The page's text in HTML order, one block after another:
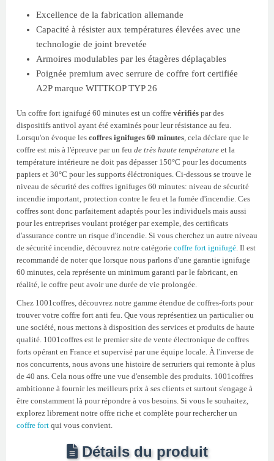
Excellence de la fabrication allemande
Capacité à résister aux températures élevées avec une
technologie de joint brevetée
Armoires modulables par les étagères déplaçables
Poignée premium avec serrure de coffre fort certifiée
A2P marque WITTKOP TYP 26
Un coffre fort ignifugé 60 minutes est un coffre vérifiés par des
dispositifs antivol ayant été examinés pour leur résistance au feu.
Lorsqu'on évoque les coffres ignifuges 60 minutes, cela déclare que le
coffre est mis à l'épreuve par un feu de très haute température et la
température intérieure ne doit pas dépasser 150°C pour les documents
papiers et 30°C pour les supports éléctroniques. Ci-dessous se trouve le
niveau de sécurité des coffres ignifuges 60 minutes: niveau de sécurité
incendie important, protection contre le feu et la fumée d'incendie. Ces
coffres sont donc parfaitement adaptés pour les individuels mais aussi
pour les entreprises voulant protéger par exemple, des certificats
d'assurance contre un risque d'incendie. Si vous cherchez un autre niveau
de sécurité incendie, découvrez notre catégorie coffre fort ignifugé. Il est
recommandé de noter que lorsque nous parlons d'une garantie ignifuge
60 minutes, cela représente un minimum garanti par le fabricant, en
réalité, le coffre peut avoir une durée de vie prolongée.
Chez 1001coffres, découvrez notre gamme étendue de coffres-forts pour
trouver votre coffre fort anti feu. Que vous représentiez un particulier ou
une société, nous mettons à disposition des services et produits de haute
qualité. 1001coffres est le premier site de vente électronique de coffres
forts opérant en France et supervisé par une équipe locale. À l'inverse de
nos concurrents, nous avons une histoire de serruriers qui remonte à plus
de 40 ans. Cela nous offre une vue d'ensemble des produits. 1001coffres
ambitionne à fournir les meilleurs prix à ses clients et surtout s'engage à
être constamment là pour répondre à vos besoins. Si vous le souhaitez,
explorez librement notre offre riche et complète pour rechercher un
coffre fort qui vous convient.
Détails du produit